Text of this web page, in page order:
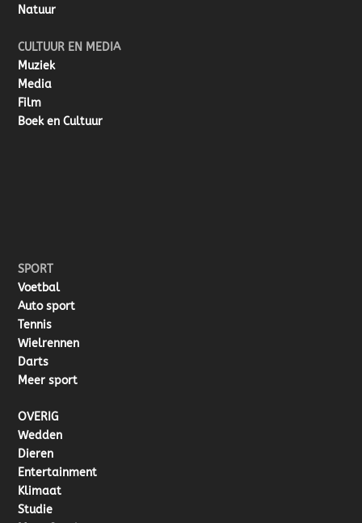
Natuur
CULTUUR EN MEDIA
Muziek
Media
Film
Boek en Cultuur
SPORT
Voetbal
Auto sport
Tennis
Wielrennen
Darts
Meer sport
OVERIG
Wedden
Dieren
Entertainment
Klimaat
Studie